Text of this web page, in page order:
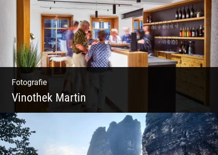
Fotografie
Vinothek Martin
Shooting Vinothek und Ferienwohnung